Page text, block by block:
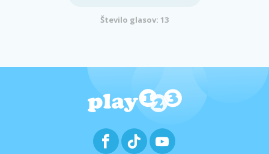
Število glasov: 13